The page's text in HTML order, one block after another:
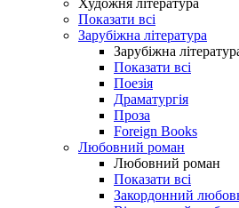
Художня література
Показати всі
Зарубіжна література
Зарубіжна
Показати всі
Поезія
Драматургія
Проза
Foreign Books
Любовний роман
Любовний роман
Показати всі
Закордонний